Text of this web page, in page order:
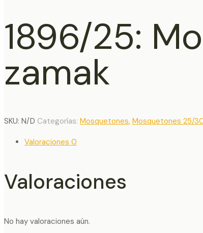
1896/25:
zamak
SKU: N/D Categorías: Mosquetones, Mosquetones 25/
Valoraciones 0
Valoraciones
No hay valoraciones aún.